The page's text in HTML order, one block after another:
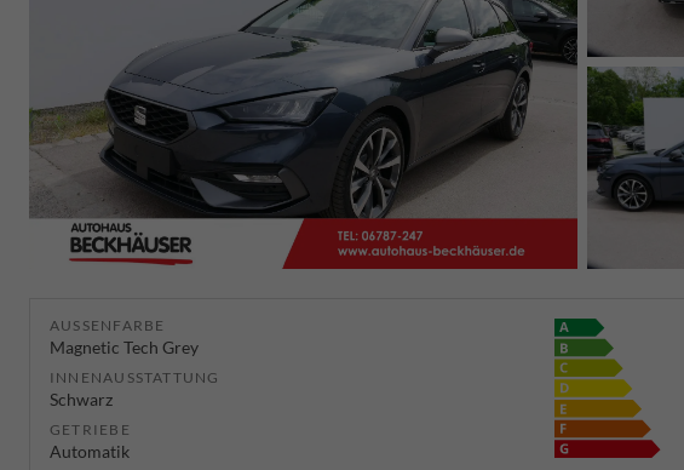
AUSSENFARBE
Magnetic Tech Grey
INNENAUSSTATTUNG
Schwarz
GETRIEBE
Automatik